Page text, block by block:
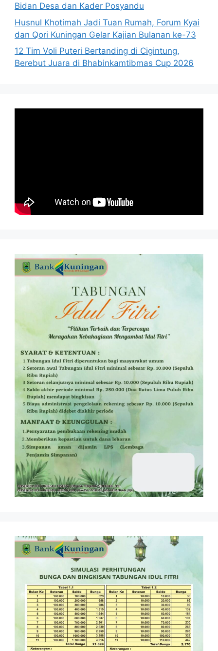
Bidan Desa dan Kader Posyandu
Husnul Khotimah Jadi Tuan Rumah, Forum Kyai
dan Qori Kuningan Gelar Kajian Bulanan ke-73
12 Tim Voli Puteri Bertanding di Cigintung,
Berebut Juara di Bhabinkamtibmas Cup 2026